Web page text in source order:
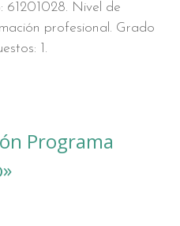
61201028. Nivel de
profesional. Grado
1.
Programa